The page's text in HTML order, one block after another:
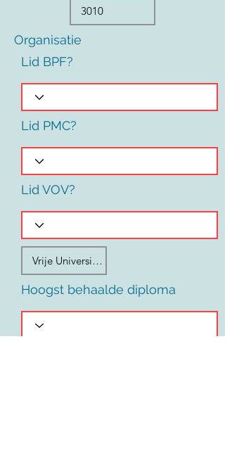
Organisatie
Lid BPF?
Lid PMC?
Lid VOV?
Hoogst behaalde diploma